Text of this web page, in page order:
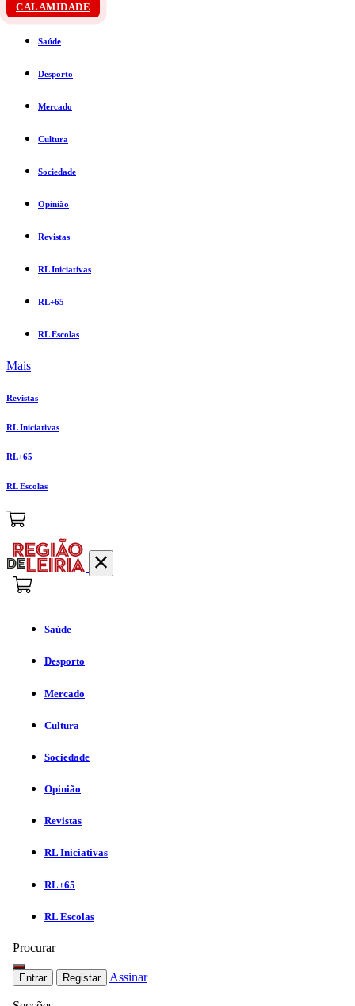
CALAMIDADE
Saúde
Desporto
Mercado
Cultura
Sociedade
Opinião
Revistas
RL Iniciativas
RL+65
RL Escolas
Mais
Revistas
RL Iniciativas
RL+65
RL Escolas
Saúde
Desporto
Mercado
Cultura
Sociedade
Opinião
Revistas
RL Iniciativas
RL+65
RL Escolas
Procurar
Entrar Registar Assinar